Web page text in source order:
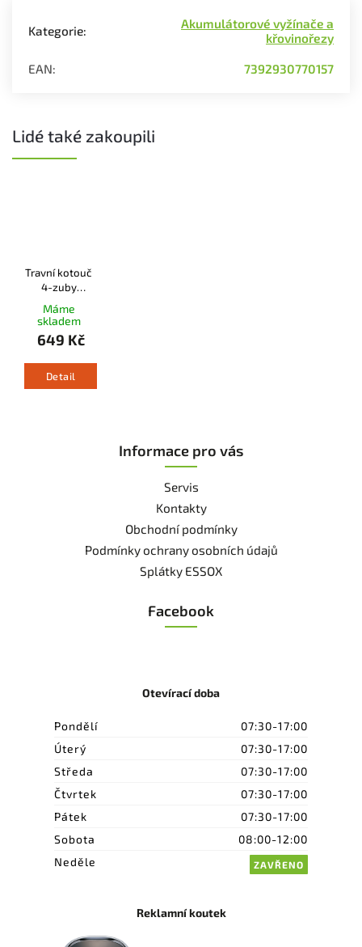
Kategorie:
Akumulátorové vyžínače a
křovinořezy
EAN: 7392930770157
Lidé také zakoupili
Travní kotouč
4-zuby
255mm
Máme
skladem
649 Kč
Detail
Informace pro vás
Servis
Kontakty
Obchodní podmínky
Podmínky ochrany osobních údajů
Splátky ESSOX
Facebook
Otevírací doba
Pondělí
07:30-17:00
Úterý
07:30-17:00
Středa
07:30-17:00
Čtvrtek
07:30-17:00
Pátek
07:30-17:00
Sobota
08:00-12:00
Neděle
ZAVŘENO
Reklamní koutek